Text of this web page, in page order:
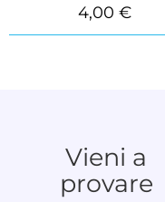
4,00€
Vieni a
provare